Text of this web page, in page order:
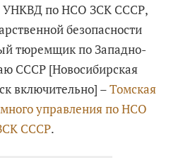
УНКВД по НСО ЗСК СССР,
безопасности
тюремщик по Западно-
СССР [Новосибирская
включительно] –Томская
управления по НСО
СССР.